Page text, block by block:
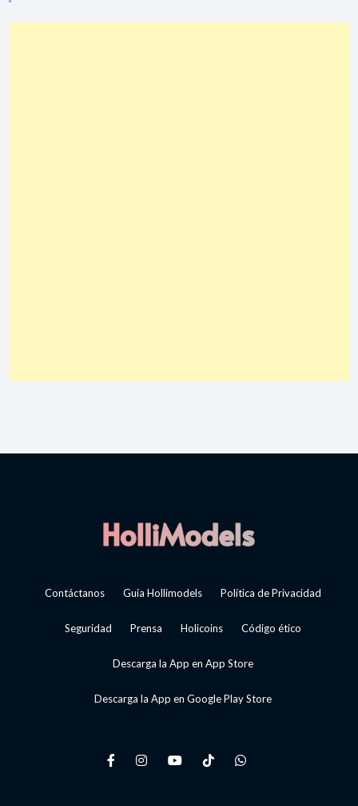
Contáctanos Guía Hollimodels Política de Privacidad
Seguridad Prensa Holicoins Código ético
Descarga la App en App Store
Descarga la App en Google Play Store